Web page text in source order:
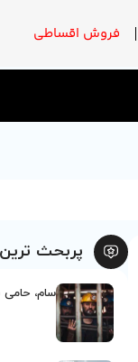
فروش اقساطی
پربحث
سام،